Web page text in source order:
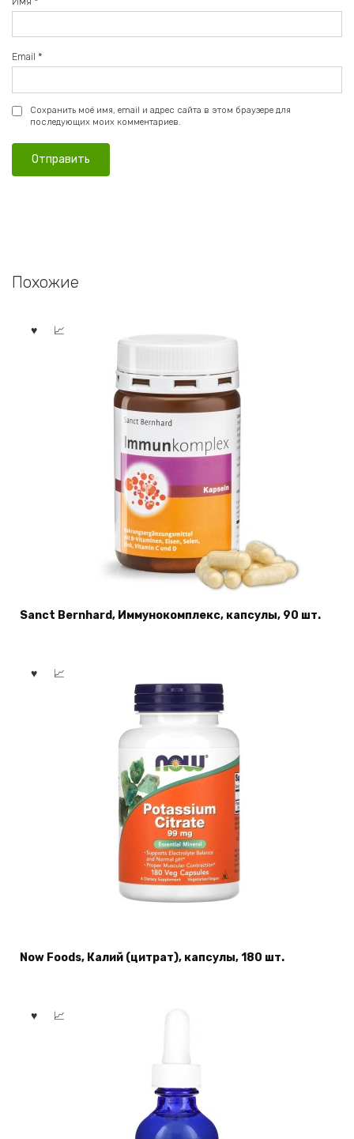
Email *
Сохранить моё имя, email и адрес сайта в этом браузере для
последующих моих комментариев.
Похожие
Sanct Bernhard, Иммунокомплекс, капсулы, 90 шт.
Now Foods, Калий (цитрат), капсулы, 180 шт.